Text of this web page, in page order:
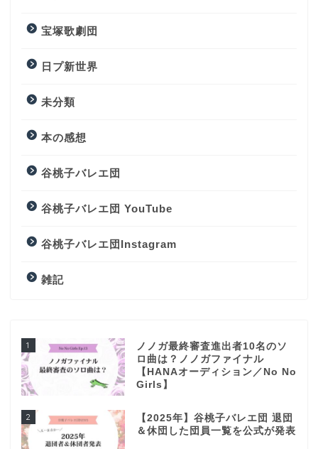
宝塚歌劇団
日プ新世界
未分類
本の感想
谷桃子バレエ団
谷桃子バレエ団 YouTube
谷桃子バレエ団Instagram
雑記
1
ノノガ最終審査進出者10名のソ
ロ曲は？ノノガファイナル
【HANAオーディション／No No
Girls】
2
【2025年】谷桃子バレエ団 退団
＆休団した団員一覧を公式が発表